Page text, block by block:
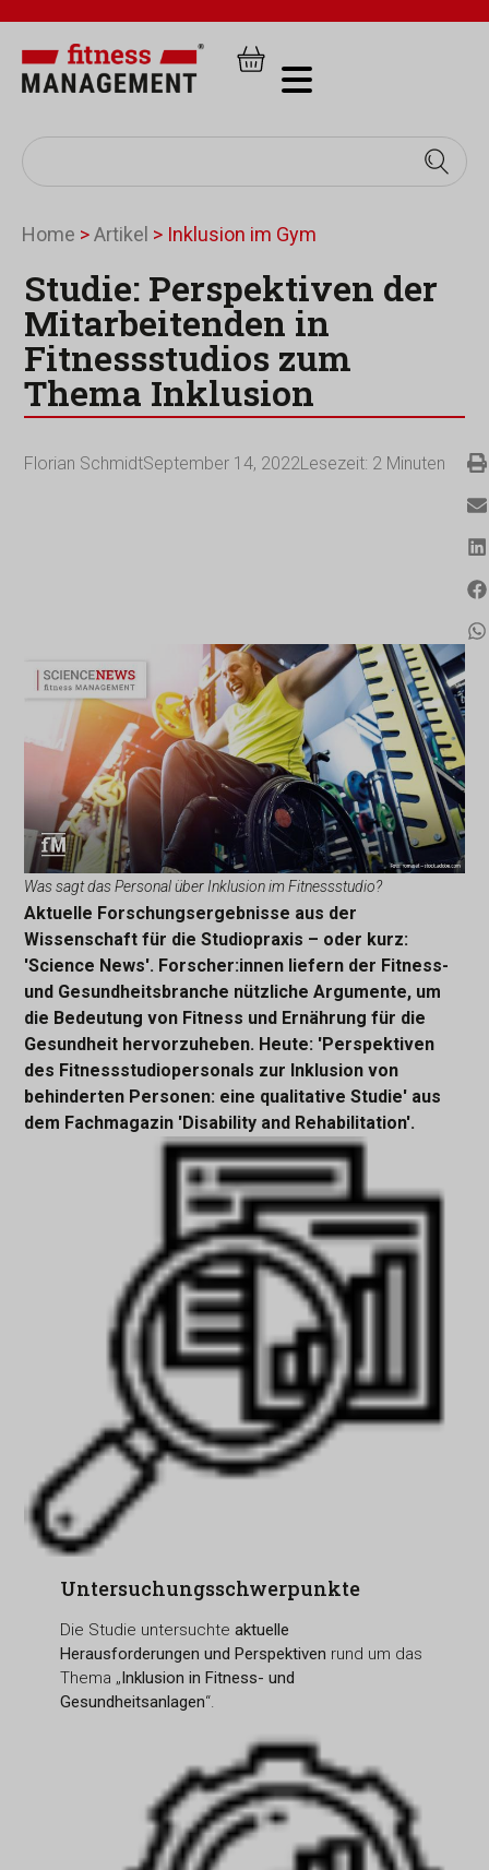
Home >Artikel > Inklusion im Gym
Studie: Perspektiven der
Mitarbeitenden in
Fitnessstudios zum
Thema Inklusion
Florian SchmidtSeptember 14, 2022Lesezeit: 2 Minuten
Was sagt das Personal über Inklusion im Fitnessstudio?
Aktuelle Forschungsergebnisse aus der
Wissenschaft für die Studiopraxis – oder kurz:
'Science News'. Forscher:innen liefern der Fitness-
und Gesundheitsbranche nützliche Argumente, um
die Bedeutung von Fitness und Ernährung für die
Gesundheit hervorzuheben. Heute: 'Perspektiven
des Fitnessstudiopersonals zur Inklusion von
behinderten Personen: eine qualitative Studie' aus
dem Fachmagazin 'Disability and Rehabilitation'.
Untersuchungsschwerpunkte
Die Studie untersuchte aktuelle
Herausforderungen und Perspektiven rund um das
Thema „Inklusion in Fitness- und
Gesundheitsanlagen“.